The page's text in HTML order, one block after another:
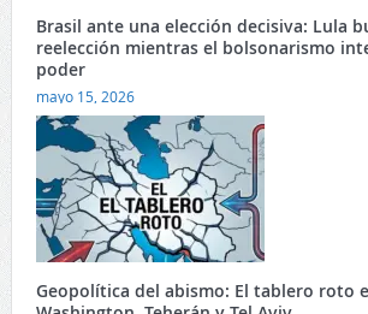
Brasil ante una elección decisiva: Lula
reelección mientras el bolsonarismo
poder
mayo 15, 2026
Geopolítica del abismo: El tablero roto